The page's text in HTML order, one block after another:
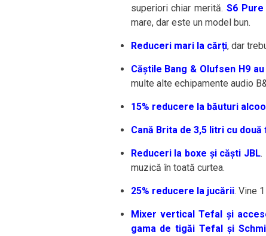
superiori chiar merită.S6
mare, dar este un model bun.
Reduceri mari la cărți, dar
Căștile Bang & Olufsen H9
multe alte echipamente audio
15% reducere la băuturi
Cană Brita de 3,5 litri cu
Reduceri la boxe și căști JBL.
muzică în toată curtea.
25% reducere la jucării. Vine
Mixer vertical Tefal și
gama de tigăi Tefal și